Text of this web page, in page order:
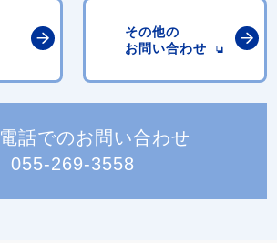
その他の
お問い合わせ
電話でのお問い合わせ
055-269-3558